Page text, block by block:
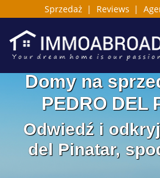
Sprzedaż | Reviews |
Domy na
PEDRO DEL
Odwiedź i
del Pinatar,